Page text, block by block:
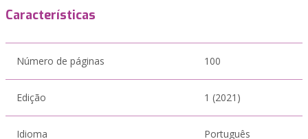
Características
Número de páginas 100
Edição 1 (2021)
Idioma Português